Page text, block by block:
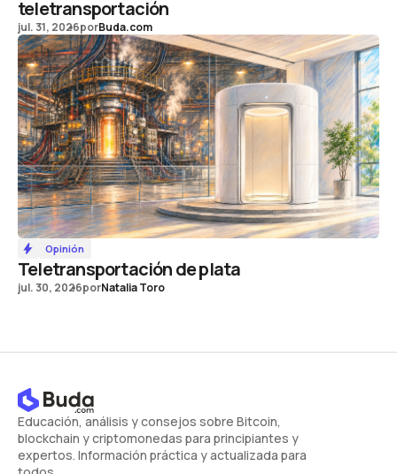
teletransportación
jul. 31, 2026porBuda.com
Opinión
Teletransportación de plata
jul. 30, 2026porNatalia Toro
Educación, análisis y consejos sobre Bitcoin,
blockchain y criptomonedas para principiantes y
expertos. Información práctica y actualizada para